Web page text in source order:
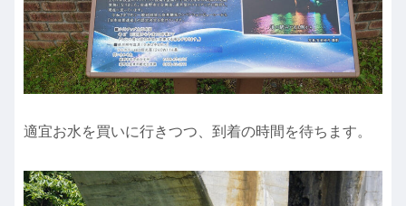
適宜お水を買いに行きつつ、到着の時間を待ちます。